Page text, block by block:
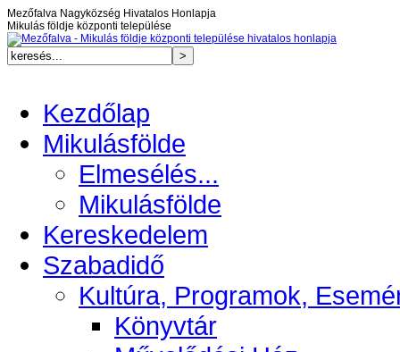
Mezőfalva Nagyközség Hivatalos Honlapja
Mikulás földje központi települése
Kezdőlap
Mikulásfölde
Elmesélés...
Mikulásfölde
Kereskedelem
Szabadidő
Kultúra, Programok,
Könyvtár